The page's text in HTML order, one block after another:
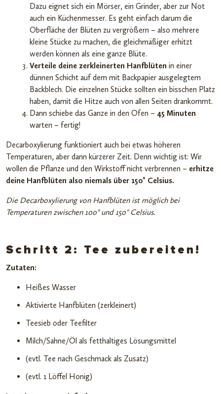
Dazu eignet sich ein Mörser, ein Grinder, aber zur Not
auch ein Küchenmesser. Es geht einfach darum die
Oberfläche der Blüten zu vergrößern – also mehrere
kleine Stücke zu machen, die gleichmäßiger erhitzt
werden können als eine ganze Blüte.
Verteile deine zerkleinerten Hanfblüten in einer
dünnen Schicht auf dem mit Backpapier ausgelegtem
Backblech. Die einzelnen Stücke sollten ein bisschen Platz
haben, damit die Hitze auch von allen Seiten drankommt.
Dann schiebe das Ganze in den Ofen – 45 Minuten
warten – fertig!
Decarboxylierung funktioniert auch bei etwas höheren
Temperaturen, aber dann kürzerer Zeit. Denn wichtig ist: Wir
wollen die Pflanze und den Wirkstoff nicht verbrennen – erhitze
deine Hanfblüten also niemals über 150° Celsius.
Die Decarboxylierung von Hanfblüten ist möglich bei
Temperaturen zwischen 100° und 150° Celsius.
Schritt 2: Tee zubereiten!
Zutaten:
Heißes Wasser
Aktivierte Hanfblüten (zerkleinert)
Teesieb oder Teefilter
Milch/Sahne/Öl als fetthaltiges Lösungsmittel
(evtl. Tee nach Geschmack als Zusatz)
(evtl. 1 Löffel Honig)